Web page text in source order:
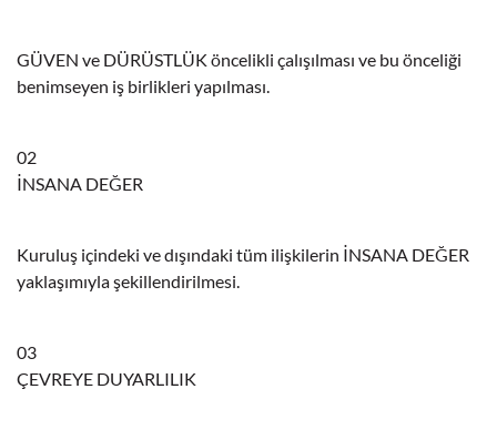
GÜVEN ve DÜRÜSTLÜK öncelikli çalışılması ve bu önceliği
benimseyen iş birlikleri yapılması.
02
İNSANA DEĞER
Kuruluş içindeki ve dışındaki tüm ilişkilerin İNSANA DEĞER
yaklaşımıyla şekillendirilmesi.
03
ÇEVREYE DUYARLILIK